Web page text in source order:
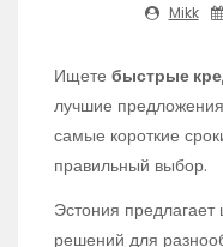
Mikk
Ищете быстрые
лучшие
самые короткие
правильный выбор.
Эстония
решений для